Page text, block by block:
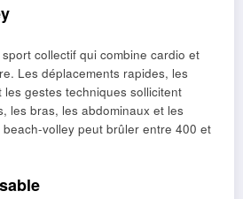
collectif qui combine cardio et
Les déplacements rapides, les
gestes techniques sollicitent
les bras, les abdominaux et les
volley peut brûler entre 400 et